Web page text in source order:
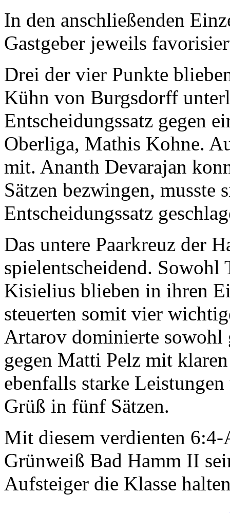
In den anschließenden
Gastgeber jeweils
Drei der vier Punkte
Kühn von Burgsdorff
Entscheidungssatz gegen
Oberliga, Mathis Kohne.
mit. Ananth Devarajan
Sätzen bezwingen, musste
Entscheidungssatz
Das untere Paarkreuz der
spielentscheidend. Sowohl
Kisielius blieben in ihren
steuerten somit vier
Artarov dominierte sowohl
gegen Matti Pelz mit
ebenfalls starke
Grüß in fünf Sätzen.
Mit diesem verdienten
Grünweiß Bad Hamm II
Aufsteiger die Klasse